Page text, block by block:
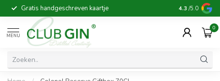
Gratis handgeschreven kaartje Voor 16:00
4.3 /5.0
MENU
0